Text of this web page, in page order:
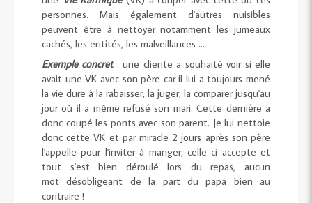
personnes. Mais également d'autres nuisibles
peuvent être à nettoyer notamment les jumeaux
cachés, les entités, les malveillances ...
Exemple concret: une cliente a souhaité voir si elle
avait une VK avec son père car il lui a toujours mené
la vie dure à la rabaisser, la juger, la comparer jusqu'au
jour où il a même refusé son mari. Cette dernière a
donc coupé les ponts avec son parent. Je lui nettoie
donc cette VK et par miracle 2 jours après son père
l'appelle pour l'inviter à manger, celle-ci accepte et
tout s'est bien déroulé lors du repas, aucun
mot désobligeant de la part du papa bien au
contraire !